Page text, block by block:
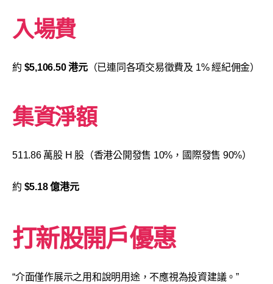
入場費
約 $5,106.50 港元（已連同各項交易徵費及 1% 經紀佣金）
集資淨額
511.86 萬股 H 股（香港公開發售 10%，國際發售 90%）
約 $5.18 億港元
打新股開戶優惠
“介面僅作展示之用和說明用途，不應視為投資建議。”